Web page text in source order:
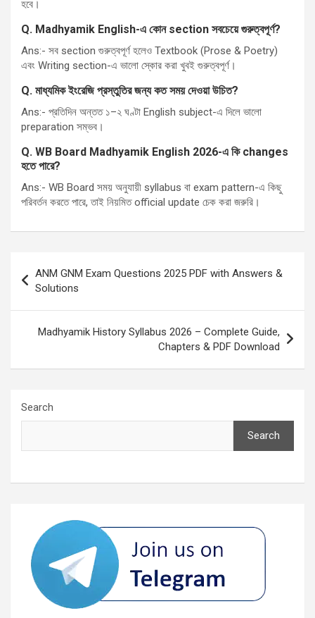
হবে।
Q. Madhyamik English-এ কোন section সবচেয়ে গুরুত্বপূর্ণ?
Ans:- সব section গুরুত্বপূর্ণ হলেও Textbook (Prose & Poetry)
এবং Writing section-এ ভালো স্কোর করা খুবই গুরুত্বপূর্ণ।
Q. মাধ্যমিক ইংরেজি প্রস্তুতির জন্য কত সময় দেওয়া উচিত?
Ans:- প্রতিদিন অন্তত ১–২ ঘণ্টা English subject-এ দিলে ভালো
preparation সম্ভব।
Q. WB Board Madhyamik English 2026-এ কি changes
হতে পারে?
Ans:- WB Board সময় অনুযায়ী syllabus বা exam pattern-এ কিছু
পরিবর্তন করতে পারে, তাই নিয়মিত official update চেক করা জরুরি।
navigation
ANM GNM Exam Questions 2025 PDF with Answers &
Solutions
Madhyamik History Syllabus 2026 – Complete Guide,
Chapters & PDF Download
Search
Search